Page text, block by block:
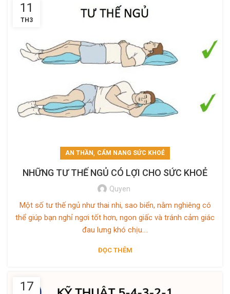
11
TH3
AN THẦN, CẨM NANG SỨC KHOẺ
NHỮNG TƯ THẾ NGỦ CÓ LỢI CHO SỨC KHOẺ
Quyen
Một số tư thế ngủ như thai nhi, sao biển, nằm nghiêng có
thể giúp bạn nghỉ ngơi tốt hơn, ngon giấc và tránh cảm giác
đau lưng khó chịu....
ĐỌC THÊM
17